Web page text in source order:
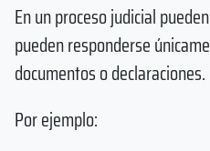
En un proceso judicial
pueden responderse
documentos o declaraciones.
Por ejemplo: